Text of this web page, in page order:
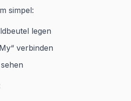
simpel:
legen
verbinden